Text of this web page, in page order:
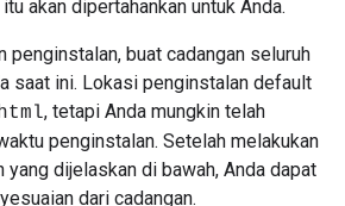
akan dipertahankan untuk Anda.
penginstalan, buat cadangan seluruh
saat ini. Lokasi penginstalan default
, tetapi Anda mungkin telah
penginstalan. Setelah melakukan
yang dijelaskan di bawah, Anda dapat
dari cadangan.